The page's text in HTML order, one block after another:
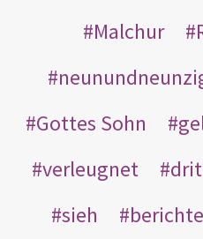
Malchur
Gottes Sohn
verleugnet
sieh